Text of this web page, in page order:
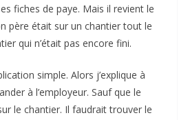
fiches de paye. Mais il revient le
père était sur un chantier tout le
qui n’était pas encore fini.
simple. Alors j’explique à
à l’employeur. Sauf que le
le chantier. Il faudrait trouver le